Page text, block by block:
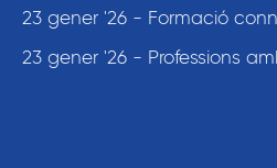
23 gener '26 - Formació
23 gener '26 - Professions